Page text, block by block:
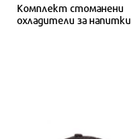
Комплект стоманени
охладители за напитки